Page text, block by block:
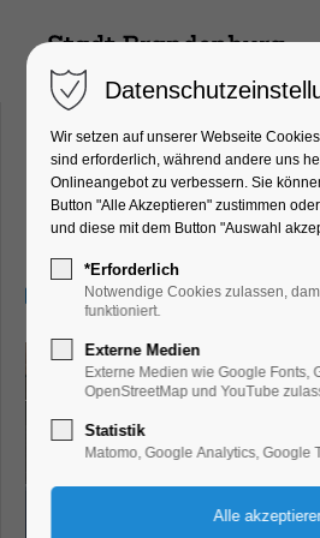
Mythos Maria
Ausstellung
05.07.2025, 10:00–17:00
Wir setzen auf unserer Webseite
sind erforderlich, während andere uns
Onlineangebot zu verbessern. Sie
Button "Alle Akzeptieren" zustimmen
und diese mit dem Button "Auswahl
*Erforderlich
Notwendige Cookies zulassen,
funktioniert.
Externe Medien
Externe Medien wie Google Fonts,
OpenStreetMap und YouTube
Statistik
Matomo, Google Analytics, Google